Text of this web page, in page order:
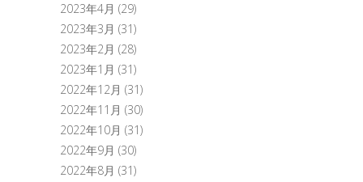
2023年4月 (29)
2023年3月 (31)
2023年2月 (28)
2023年1月 (31)
2022年12月 (31)
2022年11月 (30)
2022年10月 (31)
2022年9月 (30)
2022年8月 (31)